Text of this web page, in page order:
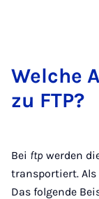
Wel­che
zu FTP?
Bei ftp werden
transportiert.
Das folgende